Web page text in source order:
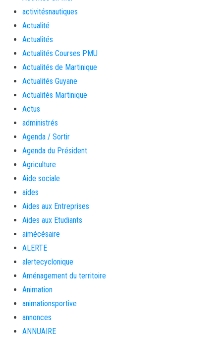
activitésnautiques
Actualité
Actualités
Actualités Courses PMU
Actualités de Martinique
Actualités Guyane
Actualités Martinique
Actus
administrés
Agenda / Sortir
Agenda du Président
Agriculture
Aide sociale
aides
Aides aux Entreprises
Aides aux Etudiants
aimécésaire
ALERTE
alertecyclonique
Aménagement du territoire
Animation
animationsportive
annonces
ANNUAIRE